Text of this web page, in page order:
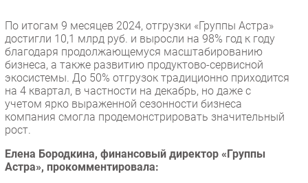
РАЗДЕЛЫ
Новости
Аналитика
Интервью
Мероприятия
Проекты
IT класс
По итогам 9 месяцев 2024, отгрузки «Группы Астра»
достигли 10,1 млрд руб. и выросли на 98% год к году
благодаря продолжающемуся масштабированию
бизнеса, а также развитию продуктово-сервисной
экосистемы. До 50% отгрузок традиционно приходится
на 4 квартал, в частности на декабрь, но даже с
учетом ярко выраженной сезонности бизнеса
компания смогла продемонстрировать значительный
рост.
Елена Бородкина, финансовый директор «Группы
Астра», прокомментировала: